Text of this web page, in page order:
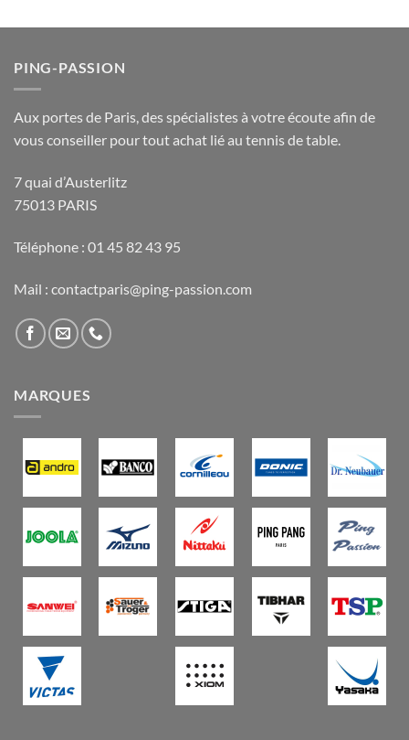
PING-PASSION
Aux portes de Paris, des spécialistes à votre écoute afin de
vous conseiller pour tout achat lié au tennis de table.
7 quai d’Austerlitz
75013 PARIS
Téléphone : 01 45 82 43 95
Mail : contactparis@ping-passion.com
MARQUES